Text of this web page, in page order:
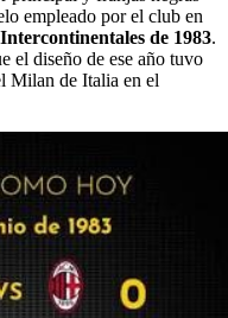
empleado por el club en
de 1983.
el diseño de ese año tuvo
Milan de Italia en el